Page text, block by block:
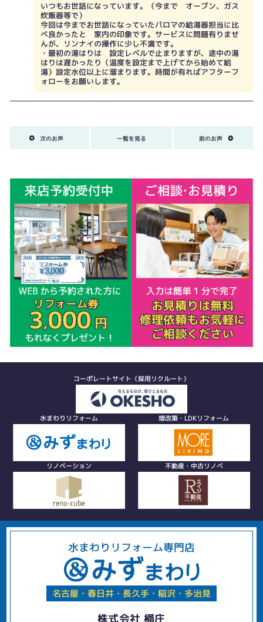
いつもお世話になっています。（今まで オーブン、ガス
炊飯器等で）
今回は今までお世話になっていたパロマの給湯器担当に比
べ良かったと 家内の印象です。サービスに問題有りませ
んが、リンナイの操作に少し不満です。
・最初の湯はりは 設定レベルで止まりますが、途中の湯
はりは遅かったり（温度を設定まで上げてから始めて給
湯）設定水位以上に溜まります。時間が有ればアフターフ
ォローをお願いします。
次のお声 一覧を見る 前のお声
コーポレートサイト（採用リクルート）
水まわりリフォーム 増改築・LDKリフォーム
リノベーション 不動産・中古リノベ
水まわりリフォーム専門店
名古屋・春日井・長久手・稲沢・多治見
株式会社 桶庄